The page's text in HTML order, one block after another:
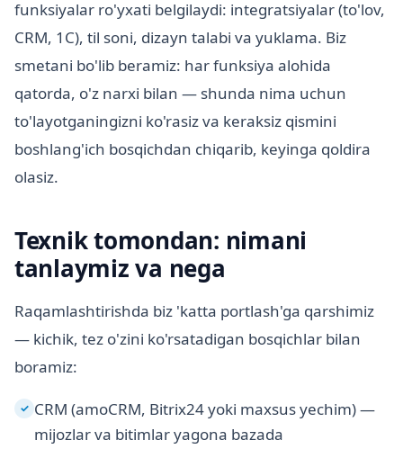
funksiyalar ro'yxati belgilaydi: integratsiyalar (to'lov,
CRM, 1C), til soni, dizayn talabi va yuklama. Biz
smetani bo'lib beramiz: har funksiya alohida
qatorda, o'z narxi bilan — shunda nima uchun
to'layotganingizni ko'rasiz va keraksiz qismini
boshlang'ich bosqichdan chiqarib, keyinga qoldira
olasiz.
Texnik tomondan: nimani
tanlaymiz va nega
Raqamlashtirishda biz 'katta portlash'ga qarshimiz
— kichik, tez o'zini ko'rsatadigan bosqichlar bilan
boramiz:
✓ CRM (amoCRM, Bitrix24 yoki maxsus yechim) —
mijozlar va bitimlar yagona bazada